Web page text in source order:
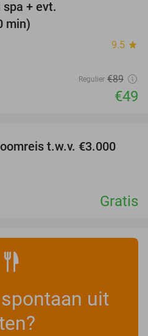
+ evt.
min)
9.5 star
Regulier €89
€49
t.w.v. €3.000
Gratis
uit